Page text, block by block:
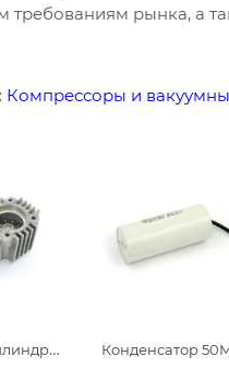
рынка, а
Компрессоры и
Головка цилиндра комплектная